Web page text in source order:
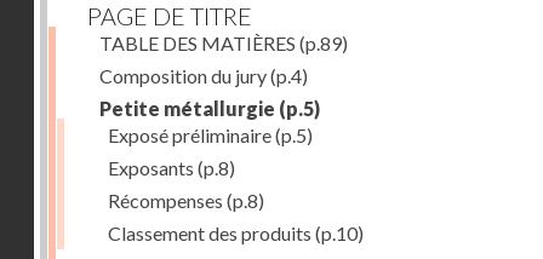
PAGE DE TITRE
TABLE DES MATIÈRES (p.89)
Composition du jury(p.4)
Petite métallurgie (p.5)
Exposé préliminaire(p.5)
Exposants (p.8)
Récompenses (p.8)
Classement des produits (p.10)